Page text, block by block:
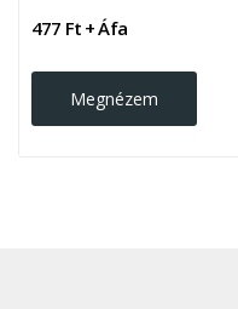
477 Ft + Áfa
Megnézem